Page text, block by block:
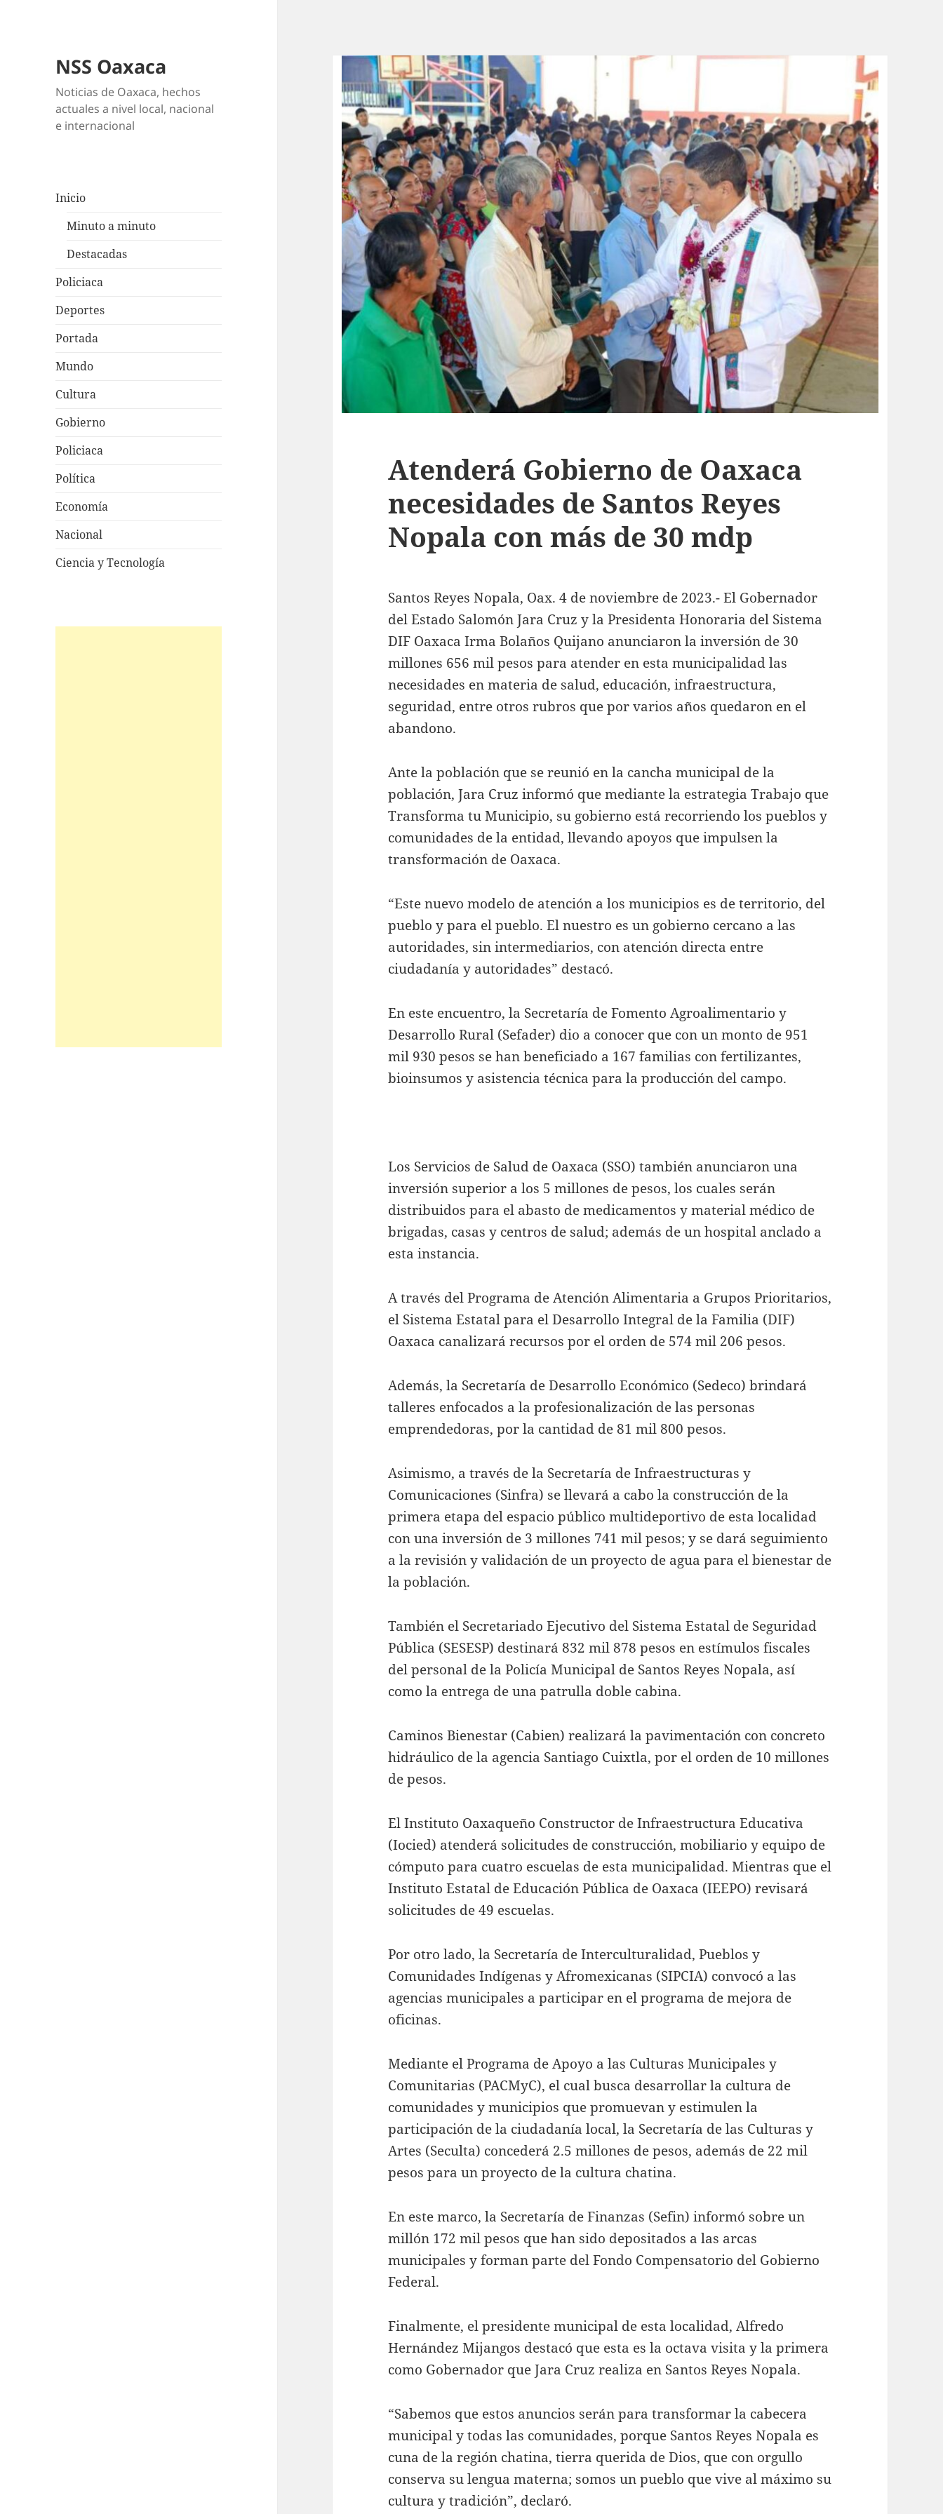
NSS Oaxaca
Noticias de Oaxaca, hechos
actuales a nivel local, nacional
e internacional
Inicio
Minuto a minuto
Destacadas
Policiaca
Deportes
Portada
Mundo
Cultura
Gobierno
Policiaca
Política
Economía
Nacional
Ciencia y Tecnología
Atenderá Gobierno de Oaxaca
necesidades de Santos Reyes
Nopala con más de 30 mdp
Santos Reyes Nopala, Oax. 4 de noviembre de 2023.- El Gobernador
del Estado Salomón Jara Cruz y la Presidenta Honoraria del Sistema
DIF Oaxaca Irma Bolaños Quijano anunciaron la inversión de 30
millones 656 mil pesos para atender en esta municipalidad las
necesidades en materia de salud, educación, infraestructura,
seguridad, entre otros rubros que por varios años quedaron en el
abandono.
Ante la población que se reunió en la cancha municipal de la
población, Jara Cruz informó que mediante la estrategia Trabajo que
Transforma tu Municipio, su gobierno está recorriendo los pueblos y
comunidades de la entidad, llevando apoyos que impulsen la
transformación de Oaxaca.
“Este nuevo modelo de atención a los municipios es de territorio, del
pueblo y para el pueblo. El nuestro es un gobierno cercano a las
autoridades, sin intermediarios, con atención directa entre
ciudadanía y autoridades” destacó.
En este encuentro, la Secretaría de Fomento Agroalimentario y
Desarrollo Rural (Sefader) dio a conocer que con un monto de 951
mil 930 pesos se han beneficiado a 167 familias con fertilizantes,
bioinsumos y asistencia técnica para la producción del campo.
Los Servicios de Salud de Oaxaca (SSO) también anunciaron una
inversión superior a los 5 millones de pesos, los cuales serán
distribuidos para el abasto de medicamentos y material médico de
brigadas, casas y centros de salud; además de un hospital anclado a
esta instancia.
A través del Programa de Atención Alimentaria a Grupos Prioritarios,
el Sistema Estatal para el Desarrollo Integral de la Familia (DIF)
Oaxaca canalizará recursos por el orden de 574 mil 206 pesos.
Además, la Secretaría de Desarrollo Económico (Sedeco) brindará
talleres enfocados a la profesionalización de las personas
emprendedoras, por la cantidad de 81 mil 800 pesos.
Asimismo, a través de la Secretaría de Infraestructuras y
Comunicaciones (Sinfra) se llevará a cabo la construcción de la
primera etapa del espacio público multideportivo de esta localidad
con una inversión de 3 millones 741 mil pesos; y se dará seguimiento
a la revisión y validación de un proyecto de agua para el bienestar de
la población.
También el Secretariado Ejecutivo del Sistema Estatal de Seguridad
Pública (SESESP) destinará 832 mil 878 pesos en estímulos fiscales
del personal de la Policía Municipal de Santos Reyes Nopala, así
como la entrega de una patrulla doble cabina.
Caminos Bienestar (Cabien) realizará la pavimentación con concreto
hidráulico de la agencia Santiago Cuixtla, por el orden de 10 millones
de pesos.
El Instituto Oaxaqueño Constructor de Infraestructura Educativa
(Iocied) atenderá solicitudes de construcción, mobiliario y equipo de
cómputo para cuatro escuelas de esta municipalidad. Mientras que el
Instituto Estatal de Educación Pública de Oaxaca (IEEPO) revisará
solicitudes de 49 escuelas.
Por otro lado, la Secretaría de Interculturalidad, Pueblos y
Comunidades Indígenas y Afromexicanas (SIPCIA) convocó a las
agencias municipales a participar en el programa de mejora de
oficinas.
Mediante el Programa de Apoyo a las Culturas Municipales y
Comunitarias (PACMyC), el cual busca desarrollar la cultura de
comunidades y municipios que promuevan y estimulen la
participación de la ciudadanía local, la Secretaría de las Culturas y
Artes (Seculta) concederá 2.5 millones de pesos, además de 22 mil
pesos para un proyecto de la cultura chatina.
En este marco, la Secretaría de Finanzas (Sefin) informó sobre un
millón 172 mil pesos que han sido depositados a las arcas
municipales y forman parte del Fondo Compensatorio del Gobierno
Federal.
Finalmente, el presidente municipal de esta localidad, Alfredo
Hernández Mijangos destacó que esta es la octava visita y la primera
como Gobernador que Jara Cruz realiza en Santos Reyes Nopala.
“Sabemos que estos anuncios serán para transformar la cabecera
municipal y todas las comunidades, porque Santos Reyes Nopala es
cuna de la región chatina, tierra querida de Dios, que con orgullo
conserva su lengua materna; somos un pueblo que vive al máximo su
cultura y tradición”, declaró.